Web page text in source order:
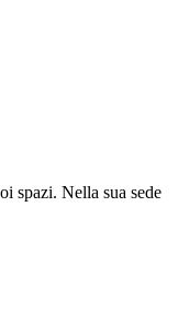
spazi. Nella sua sede